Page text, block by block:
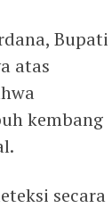
Bupati
atas
kembang
secara